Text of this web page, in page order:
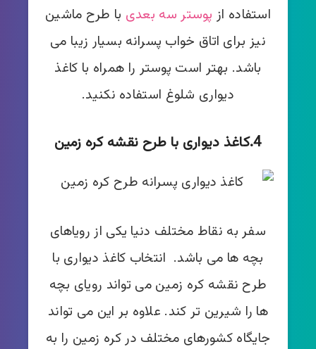
استفاده از پوستر سه بعدی با طرح ماشین
نیز برای اتاق خواب پسرانه بسیار زیبا می
باشد. بهتر است پوستر را همراه با کاغذ
دیواری شلوغ استفاده نکنید.
4.کاغذ دیواری با طرح نقشه کره زمین
سفر به نقاط مختلف دنیا یکی از رویاهای
بچه ها می باشد. انتخاب کاغذ دیواری با
طرح نقشه کره زمین می تواند رویای بچه
ها را شیرین تر کند. علاوه بر این می تواند
جایگاه کشورهای مختلف در کره زمین را به